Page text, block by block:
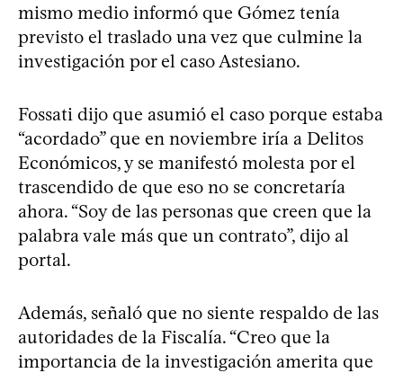
mismo medio informó que Gómez tenía
previsto el traslado una vez que culmine la
investigación por el caso Astesiano.
Fossati dijo que asumió el caso porque estaba
“acordado” que en noviembre iría a Delitos
Económicos, y se manifestó molesta por el
trascendido de que eso no se concretaría
ahora. “Soy de las personas que creen que la
palabra vale más que un contrato”, dijo al
portal.
Además, señaló que no siente respaldo de las
autoridades de la Fiscalía. “Creo que la
importancia de la investigación amerita que